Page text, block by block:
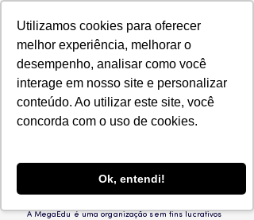
Utilizamos cookies para oferecer
melhor experiência, melhorar o
desempenho, analisar como você
interage em nosso site e personalizar
conteúdo. Ao utilizar este site, você
concorda com o uso de cookies.
Ok, entendi!
É uma ferramenta básica para
A MegaEdu é uma organização sem fins lucrativos